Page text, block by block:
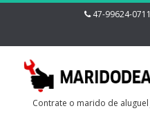
47-99624-
Contrate o marido de